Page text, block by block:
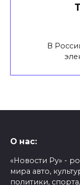
В
О нас:
«Новости Ру» -
мира авто,
политики,